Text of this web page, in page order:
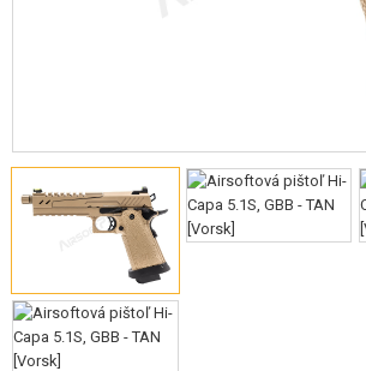
VÝSTROJ, UNIFORMY, PÚZDRA
MASKOVANIE, FARBY, PÁSKY
VYSIELAČKY, HEADSETY, KAMERY
DOPLNKY K ZBRANIAM, POPRUHY